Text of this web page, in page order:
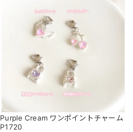
Purple Cream ワンポイントチャーム
P1720